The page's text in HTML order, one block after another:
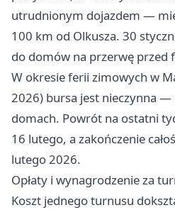
utrudnionym dojazdem —
100 km od Olkusza. 30
do domów na przerwę przed
W okresie ferii zimowych w
2026) bursa jest nieczynna
domach. Powrót na ostatni
16 lutego, a zakończenie
lutego 2026.
Opłaty i wynagrodzenie za
Koszt jednego turnusu